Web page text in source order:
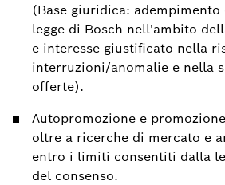
(Base giuridica:
legge di Bosch nell'ambito
e interesse giustificato nella
interruzioni/anomalie e nella
offerte).
Autopromozione e
oltre a ricerche di mercato e
entro i limiti consentiti dalla
del consenso.